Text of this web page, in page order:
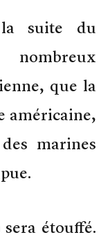
la suite du
que la
américaine,
marines
étouffé.